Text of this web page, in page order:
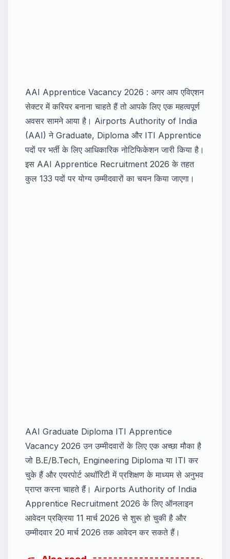
AAI Apprentice Vacancy 2026 : अगर आप एविएशन
सेक्टर में करियर बनाना चाहते हैं तो आपके लिए एक महत्वपूर्ण
अवसर सामने आया है। Airports Authority of India
(AAI) ने Graduate, Diploma और ITI Apprentice
पदों पर भर्ती के लिए आधिकारिक नोटिफिकेशन जारी किया है।
इस AAI Apprentice Recruitment 2026 के तहत
कुल 133 पदों पर योग्य उम्मीदवारों का चयन किया जाएगा।
AAI Graduate Diploma ITI Apprentice
Vacancy 2026 उन उम्मीदवारों के लिए एक अच्छा मौका है
जो B.E/B.Tech, Engineering Diploma या ITI कर
चुके हैं और एयरपोर्ट अथॉरिटी में प्रशिक्षण के माध्यम से अनुभव
प्राप्त करना चाहते हैं। Airports Authority of India
Apprentice Recruitment 2026 के लिए ऑनलाइन
आवेदन प्रक्रिया 11 मार्च 2026 से शुरू हो चुकी है और
उम्मीदवार 20 मार्च 2026 तक आवेदन कर सकते हैं।